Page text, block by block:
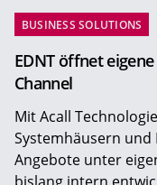
BUSINESS SOLUTIONS
EDNT öffnet
Channel
Mit Acall
Systemhäusern und
Angebote unter